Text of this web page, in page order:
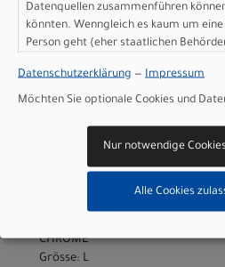
Specialized
EVO 6.0 GLOSS
SMOKE
BRUSHED
Lieferbar in ca. 5-8 Werktagen
CHROME
Grösse: L
Datenquellen zusammenführen
könnten. Wenngleich es kaum um
Person geht (eher staatlichen
sind wie bei uns in der Europäischen
Datenschutzerklärung — Impressum
Möchten Sie optionale Cookies und
Nur notwendige
Alle Cookies